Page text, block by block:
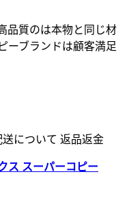
品質のは本物と同じ材
ーブランドは顧客満足
送について 返品返金
ス スーパーコピー